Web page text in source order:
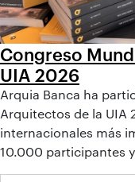
Congreso
UIA 2026
Arquia Banca ha
Arquitectos de la UIA
internacionales más
10.000 participantes